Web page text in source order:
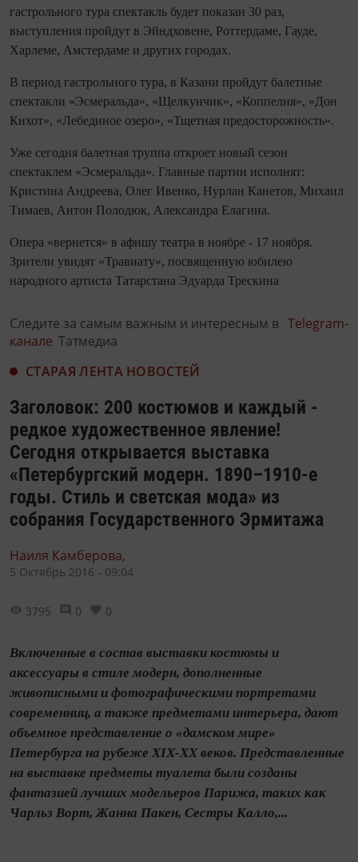
гастрольного тура спектакль будет показан 30 раз,
выступления пройдут в Эйндховене, Роттердаме, Гауде,
Харлеме, Амстердаме и других городах.
В период гастрольного тура, в Казани пройдут балетные
спектакли «Эсмеральда», «Щелкунчик», «Коппелия», «Дон
Кихот», «Лебединое озеро», «Тщетная предосторожность».
Уже сегодня балетная труппа откроет новый сезон
спектаклем «Эсмеральда». Главные партии исполнят:
Кристина Андреева, Олег Ивенко, Нурлан Канетов, Михаил
Тимаев, Антон Полодюк, Александра Елагина.
Опера «вернется» в афишу театра в ноябре - 17 ноября.
Зрители увидят «Травиату», посвященную юбилею
народного артиста Татарстана Эдуарда Трескина
Следите за самым важным и интересным в Telegram-
канале Татмедиа
СТАРАЯ ЛЕНТА НОВОСТЕЙ
Заголовок: 200 костюмов и каждый -
редкое художественное явление!
Сегодня открывается выставка
«Петербургский модерн. 1890–1910-е
годы. Стиль и светская мода» из
собрания Государственного Эрмитажа
Наиля Камберова,
5 Октябрь 2016 - 09:04
3795 0 0
Включенные в состав выставки костюмы и
аксессуары в стиле модерн, дополненные
живописными и фотографическими портретами
современниц, а также предметами интерьера, дают
объемное представление о «дамском мире»
Петербурга на рубеже XIX-XX веков. Представленные
на выставке предметы туалета были созданы
фантазией лучших модельеров Парижа, таких как
Чарльз Ворт, Жанна Пакен, Сестры Калло,...